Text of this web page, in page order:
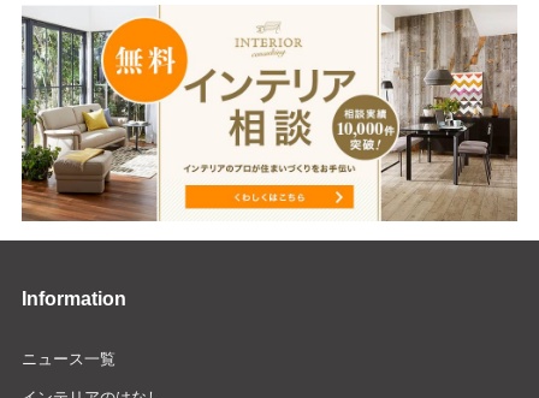
Information
ニュース一覧